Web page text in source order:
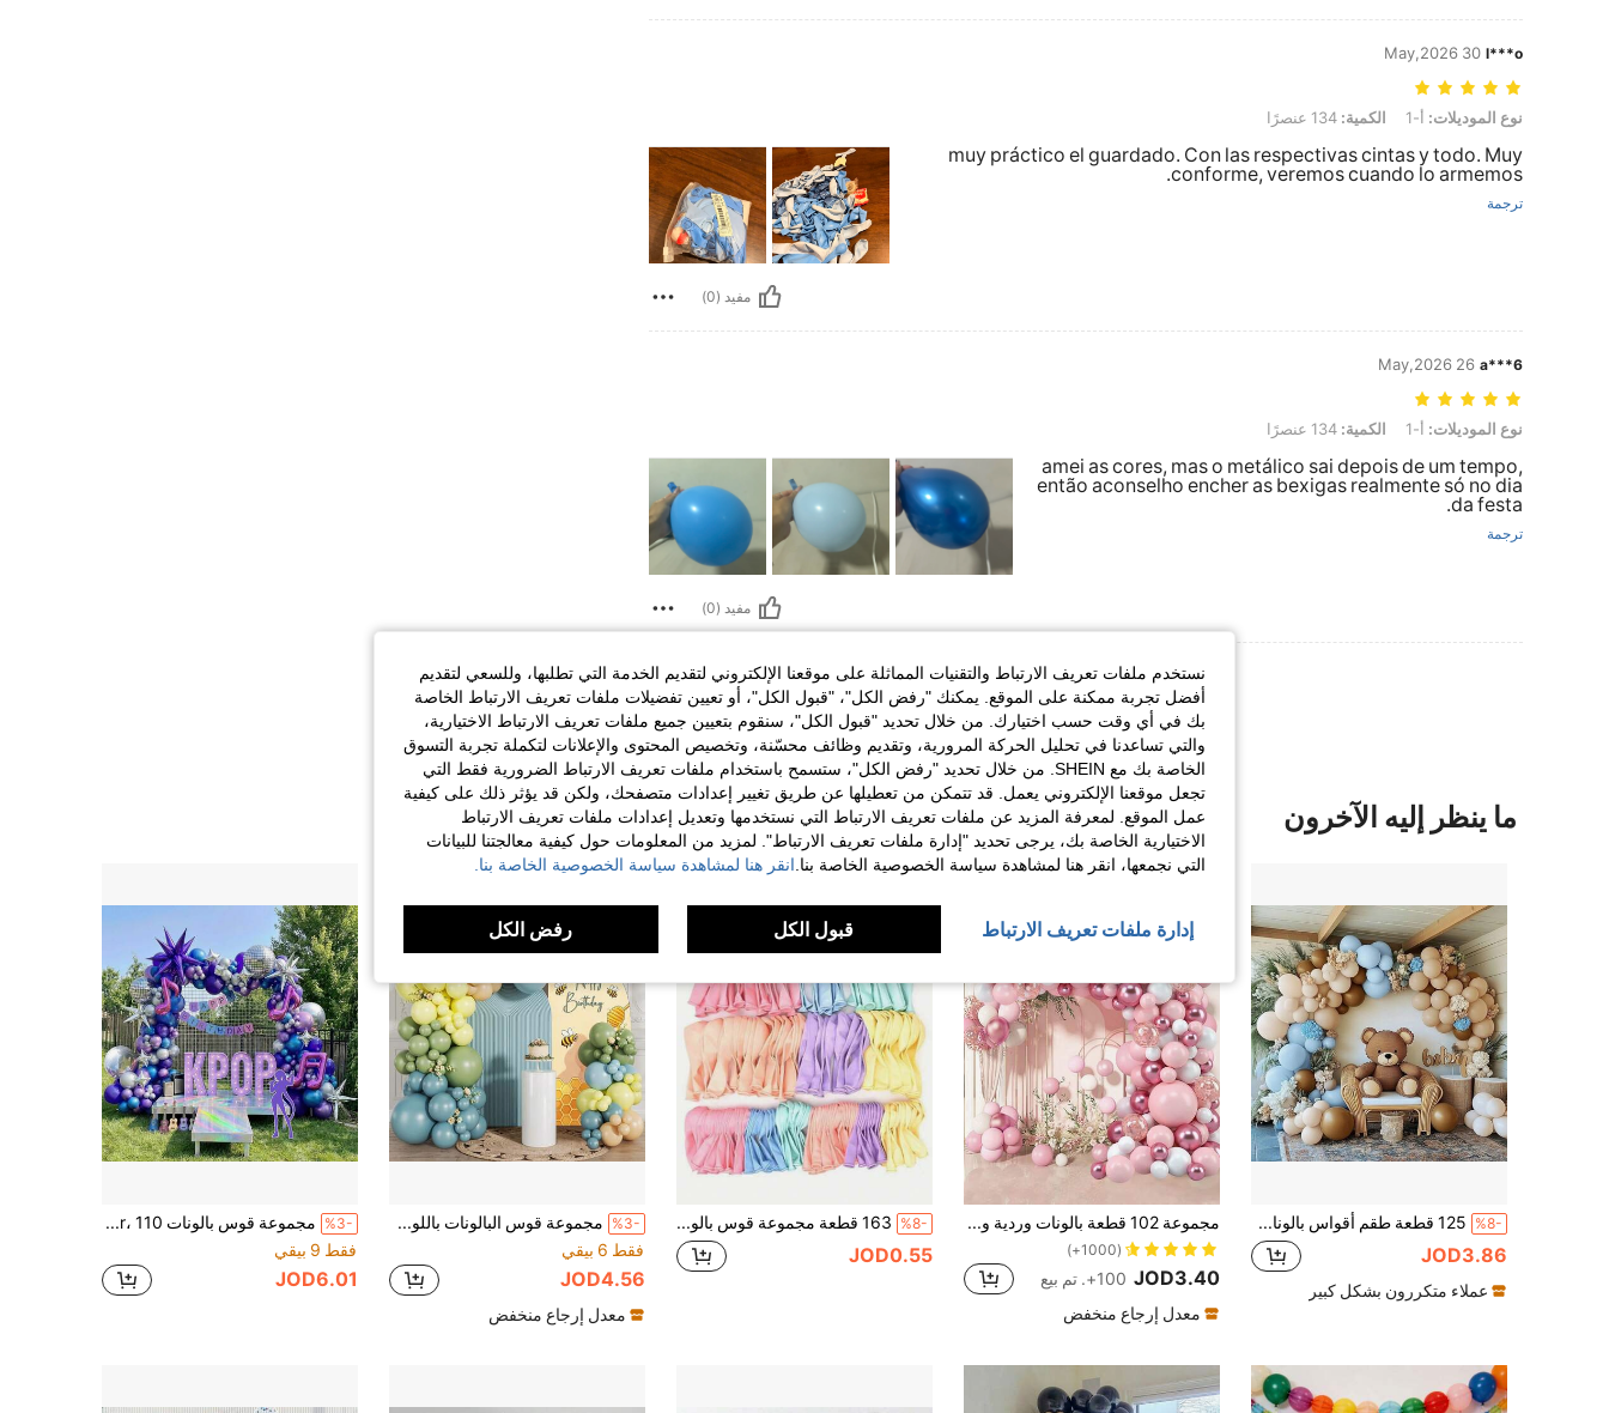
l***o
30 May,2026
نوع الموديلات: أ-1, الكمية: 134 عنصرًا
نوع الموديلات: أ-1 الكمية:
muy práctico el guardado. Con las respectivas cintas y todo. Muy
conforme, veremos cuando lo armemos.
ترجمة
مفيد (0)
a***6
26 May,2026
نوع الموديلات: أ-1, الكمية: 134 عنصرًا
نوع الموديلات: أ-1 الكمية:
amei as cores, mas o metálico sai depois de um tempo,
então aconselho encher as bexigas realmente só no dia
da festa.
ترجمة
مفيد (0)
عرض المزيد من المراجعات
ما ينظر إليه الآخرون
%8- 125 قطعة طقم أقواس بالونات زخرفية طبقتين باللون الأزرق والبني والعاري، مناسبة لحفلة عيد ميلاد الدب التيدي، حفلة الكشف عن نوع الجنين، الموضوع البوهيمي، إكليل البالونات باللون الرمادي الأزرق
JOD3.86
عملاء متكررون بشكل كبير
مجموعة 102 قطعة بالونات وردية وبيضاء، بالونات ديكور حفلات أعياد الميلاد والزفاف والغرف والجدران، مجموعة قوس البالونات، بالونات رقائق معدنية وترتر
(1000+)
JOD3.40 100+. تم بيع
معدل إرجاع منخفض
%8- 163 قطعة مجموعة قوس بالونات بألوان الماكرون الباستيل، مناسبة لحفلات عيد الميلاد وحفلات استقبال المولود الجديد والمعمودية وكشف الجنين والزفاف
JOD0.55
%3-
مجموعة قوس البالونات باللون الأخضر المريمي والرمادي والأزرق والأصفر 116 قطعة بالونات وردي فاتح وأزرق وأصفر ولون البشرة بالونات لاتكس سميكة بأحجام مختلفة 18 و10 و5 بوصة مناسبة لحفلات أعياد الميلاد وحفلات استقبال المولود وحفلات التعميد
فقط 6 بيقي
JOD4.56
معدل إرجاع منخفض
%3-
مجموعة قوس بالونات Kpop Music Hunter، 110 بالون حفلة ديسكو معدني، مع بالونات ديسكو على شكل نجمة، مناسبة لحفلات أعياد الميلاد بموضوع Milky Way K-Pop، ليلة رأس السنة 2026، وديكورات حفلات التخرج.
فقط 9 بيقي
JOD6.01
نستخدم ملفات تعريف الارتباط والتقنيات المماثلة على موقعنا الإلكتروني لتقديم الخدمة التي تطلبها، وللسعي لتقديم
أفضل تجربة ممكنة على الموقع. يمكنك "رفض الكل"، "قبول الكل"، أو تعيين تفضيلات ملفات تعريف الارتباط الخاصة
بك في أي وقت حسب اختيارك. من خلال تحديد "قبول الكل"، سنقوم بتعيين جميع ملفات تعريف الارتباط الاختيارية،
والتي تساعدنا في تحليل الحركة المرورية، وتقديم وظائف محسّنة، وتخصيص المحتوى والإعلانات لتكملة تجربة التسوق
الخاصة بك مع SHEIN. من خلال تحديد "رفض الكل"، ستسمح باستخدام ملفات تعريف الارتباط الضرورية فقط التي
تجعل موقعنا الإلكتروني يعمل. قد تتمكن من تعطيلها عن طريق تغيير إعدادات متصفحك، ولكن قد يؤثر ذلك على كيفية
عمل الموقع. لمعرفة المزيد عن ملفات تعريف الارتباط التي نستخدمها وتعديل إعدادات ملفات تعريف الارتباط
الاختيارية الخاصة بك، يرجى تحديد "إدارة ملفات تعريف الارتباط". لمزيد من المعلومات حول كيفية معالجتنا للبيانات
التي نجمعها، انقر هنا لمشاهدة سياسة الخصوصية الخاصة بنا. انقر هنا لمشاهدة سياسة الخصوصية الخاصة بنا.
إدارة ملفات تعريف الارتباط قبول الكل رفض الكل